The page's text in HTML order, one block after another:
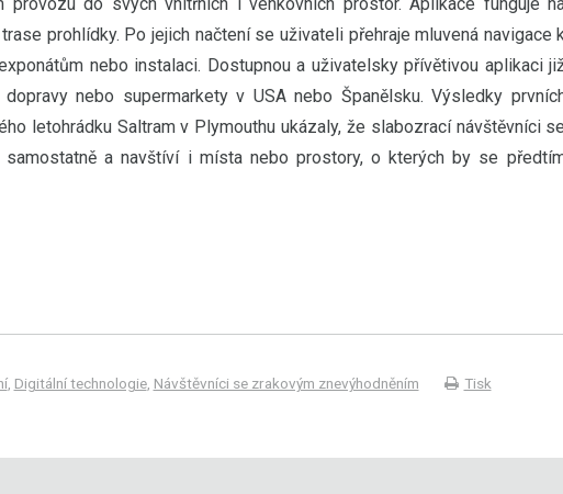
prohlídky. Po jejich načtení se uživateli přehraje mluvená navigace
nebo instalaci. Dostupnou a uživatelsky přívětivou aplikaci
nebo supermarkety v USA nebo Španělsku. Výsledky
letohrádku Saltram v Plymouthu ukázaly, že slabozrací návštěvníci
a navštíví i místa nebo prostory, o kterých by se
, Digitální technologie, Návštěvníci se zrakovým znevýhodněním
Tisk